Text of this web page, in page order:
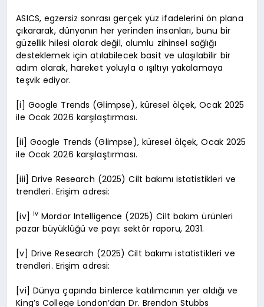
ASICS, egzersiz sonrası gerçek yüz ifadelerini ön plana
çıkararak, dünyanın her yerinden insanları, bunu bir
güzellik hilesi olarak değil, olumlu zihinsel sağlığı
desteklemek için atılabilecek basit ve ulaşılabilir bir
adım olarak, hareket yoluyla o ışıltıyı yakalamaya
teşvik ediyor.
[i] Google Trends (Glimpse), küresel ölçek, Ocak 2025
ile Ocak 2026 karşılaştırması.
[ii] Google Trends (Glimpse), küresel ölçek, Ocak 2025
ile Ocak 2026 karşılaştırması.
[iii] Drive Research (2025) Cilt bakımı istatistikleri ve
trendleri. Erişim adresi:
[iv] iv Mordor Intelligence (2025) Cilt bakım ürünleri
pazar büyüklüğü ve payı: sektör raporu, 2031.
[v] Drive Research (2025) Cilt bakımı istatistikleri ve
trendleri. Erişim adresi:
[vi] Dünya çapında binlerce katılımcının yer aldığı ve
King’s College London’dan Dr. Brendon Stubbs